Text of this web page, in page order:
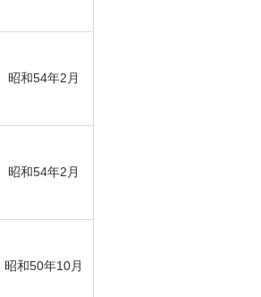
昭和54年2月
昭和54年2月
昭和50年10月